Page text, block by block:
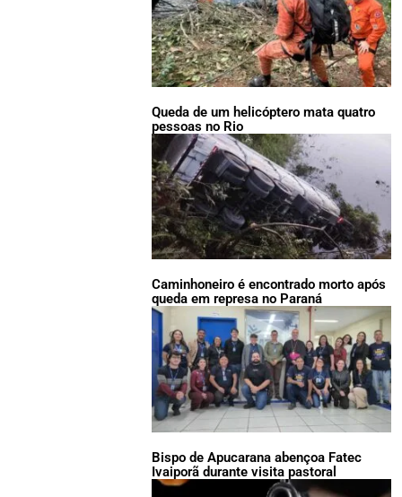
Queda de um helicóptero mata quatro
pessoas no Rio
Caminhoneiro é encontrado morto após
queda em represa no Paraná
Bispo de Apucarana abençoa Fatec
Ivaiporã durante visita pastoral